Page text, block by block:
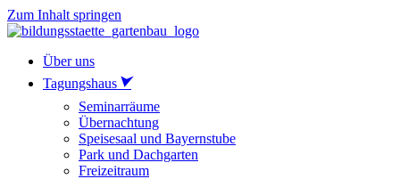
Zum Inhalt springen
Über uns
Tagungshaus
Seminarräume
Übernachtung
Speisesaal und Bayernstube
Park und Dachgarten
Freizeitraum